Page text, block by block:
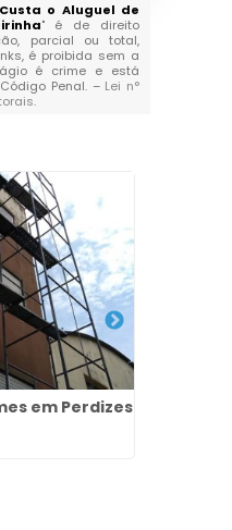
o Aluguel de
" é de direito
parcial ou total,
é proibida sem a
é crime e está
Penal. – Lei n°
.
em Perdizes